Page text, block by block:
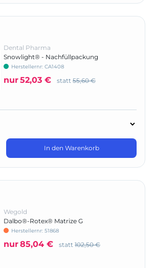
Dental Pharma
Snowlight® - Nachfüllpackung
Herstellernr: CA1408
nur52,03 € statt 55,60 €
In den Warenkorb
Wegold
Dalbo®-Rotex® Matrize G
Herstellernr: 51868
nur85,04 € statt 102,50 €